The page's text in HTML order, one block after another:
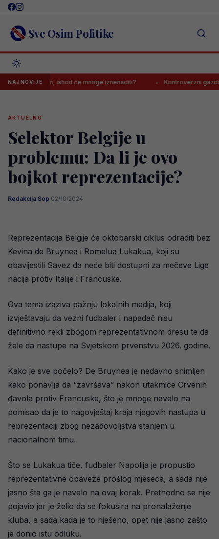
Skip
content Sve Osim Politike
NAJNOVIJE
s Realom, ishod će mnoge iznenaditi? Kontroverzni gazda s
AKTUELNO
Selektor Belgije u
problemu: Da li je ovo
bojkot reprezentacije?
Redakcija Sop·02/10/2024
Reprezentacija Belgije će oktobarski ciklus odraditi bez
Kevina de Bruynea i Romelua Lukakua, koji su
obavijestili Savez da neće biti dostupni za mečeve Lige
nacija protiv Italije i Francuske.
Ova tema izaziva pažnju lokalnih medija, koji
izvještavaju da vezni fudbaler i napadač nisu
definitivno rekli zbogom reprezentativnom dresu te da
žele da nastupe na Svjetskom prvenstvu 2026. godine.
Kako je sve počelo? De Bruynea je nedavno snimljen
kako ponavlja da “završava” nakon utakmice Crvenih
đavola protiv Francuske, što je mnoge navelo na
pomisao da je to nagovještaj kraja njegovih nastupa u
reprezentaciji zbog nezadovoljstva stanjem u
nacionalnom timu.
Što se Lukakua tiče, fudbaler Napolija je propustio
reprezentativne obaveze prošlog mjeseca, a sada nije
jasno šta ga je navelo na ovaj korak. Prethodno se nije
pojavio jer je želio da se fokusira na pronalaženje
kluba, a sada kada je to riješeno, opet nije jasno zašto
je donio istu odluku.